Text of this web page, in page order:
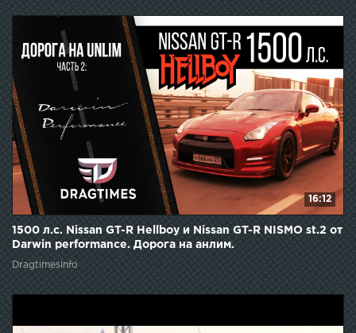
16:12
1500 л.с. Nissan GT-R Hellboy и Nissan GT-R NISMO st.2 от
Darwin performance. Дорога на анлим.
DragtimesInfo